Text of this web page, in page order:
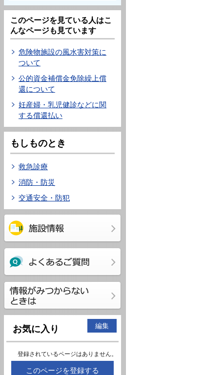
このページを見ている人はこ
んなページも見ています
危険物施設の風水害対策に
ついて
公的資金補償金免除繰上償
還について
妊産婦・乳児健診などに関
する償還払い
もしものとき
救急診療
消防・防災
交通安全・防犯
お気に入り 編集
登録されているページはありません。
このページを登録する